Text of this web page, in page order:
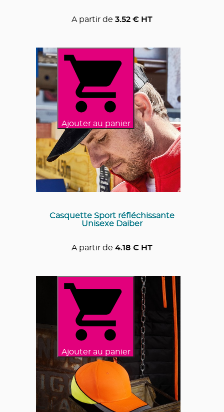
A partir de 3.52 € HT
Ajouter au panier
Casquette Sport réfléchissante
Unisexe Daiber
A partir de 4.18 € HT
Ajouter au panier